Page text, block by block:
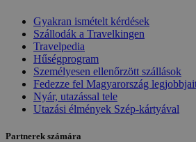
Gyakran ismételt kérdések
Szállodák a Travelkingen
Travelpedia
Hűségprogram
Személyesen ellenőrzött szállások
Fedezze fel Magyarország
Nyár, utazással tele
Utazási élmények Szép-kártyával
Partnerek számára